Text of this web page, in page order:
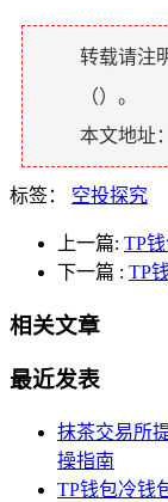
转载请注
（）。
本文地址：
标签： 空投探究
上一篇: TP
下一篇 : TP
相关文章
最近发表
抹茶交易所
操指南
TP钱包冷钱